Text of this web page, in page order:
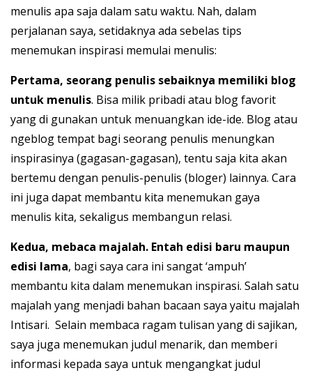
menulis apa saja dalam satu waktu. Nah, dalam
perjalanan saya, setidaknya ada sebelas tips
menemukan inspirasi memulai menulis:
Pertama, seorang penulis sebaiknya memiliki blog
untuk menulis. Bisa milik pribadi atau blog favorit
yang di gunakan untuk menuangkan ide-ide. Blog atau
ngeblog tempat bagi seorang penulis menungkan
inspirasinya (gagasan-gagasan), tentu saja kita akan
bertemu dengan penulis-penulis (bloger) lainnya. Cara
ini juga dapat membantu kita menemukan gaya
menulis kita, sekaligus membangun relasi.
Kedua, mebaca majalah. Entah edisi baru maupun
edisi lama, bagi saya cara ini sangat ‘ampuh’
membantu kita dalam menemukan inspirasi. Salah satu
majalah yang menjadi bahan bacaan saya yaitu majalah
Intisari. Selain membaca ragam tulisan yang di sajikan,
saya juga menemukan judul menarik, dan memberi
informasi kepada saya untuk mengangkat judul